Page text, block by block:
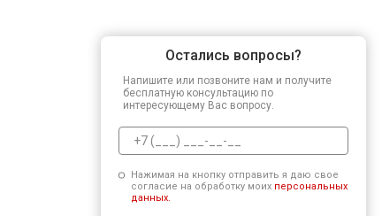
Остались вопросы?
Напишите или позвоните нам и получите
бесплатную консультацию по
интересующему Вас вопросу.
Нажимая на кнопку отправить я даю свое
согласие на обработку моих персональных
данных.